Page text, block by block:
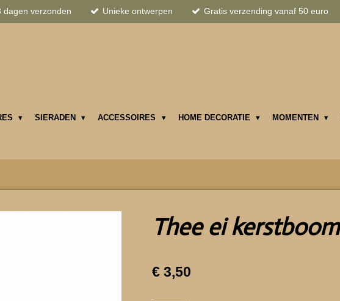
dagen verzonden Unieke ontwerpen Gratis verzending vanaf 50 euro
SIERADEN ACCESSOIRES HOME DECORATIE MOMENTEN
Thee ei kerstboom
€ 3,50